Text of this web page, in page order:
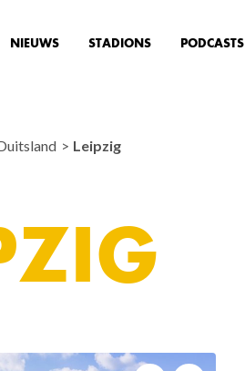
NIEUWS STADIONS PODCASTS
Leipzig